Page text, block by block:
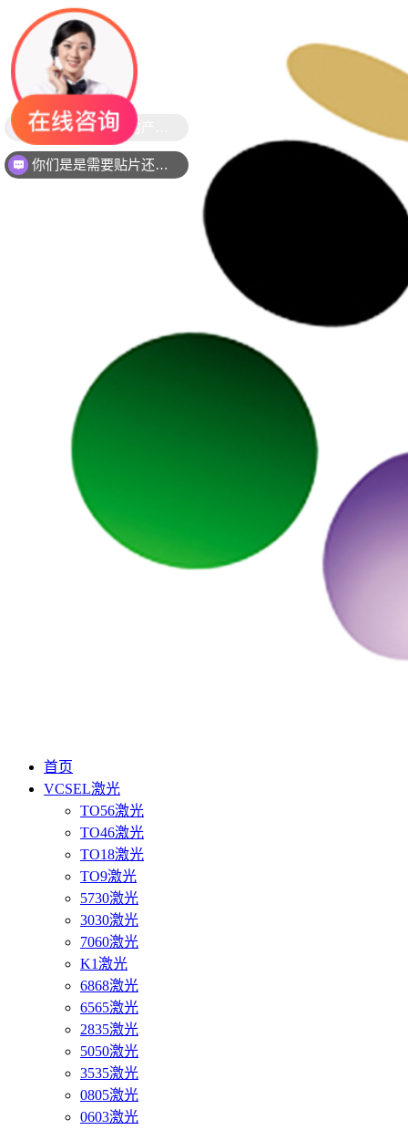
首页
VCSEL激光
TO56激光
TO46激光
TO18激光
TO9激光
5730激光
3030激光
7060激光
K1激光
6868激光
6565激光
2835激光
5050激光
3535激光
0805激光
0603激光